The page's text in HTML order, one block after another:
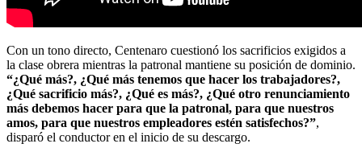
Con un tono directo, Centenaro cuestionó los sacrificios exigidos a
la clase obrera mientras la patronal mantiene su posición de dominio.
“¿Qué más?, ¿Qué más tenemos que hacer los trabajadores?,
¿Qué sacrificio más?, ¿Qué es más?, ¿Qué otro renunciamiento
más debemos hacer para que la patronal, para que nuestros
amos, para que nuestros empleadores estén satisfechos?”,
disparó el conductor en el inicio de su descargo.